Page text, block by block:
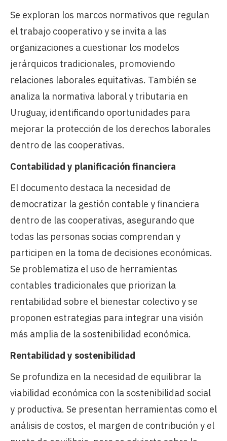
Se exploran los marcos normativos que regulan
el trabajo cooperativo y se invita a las
organizaciones a cuestionar los modelos
jerárquicos tradicionales, promoviendo
relaciones laborales equitativas. También se
analiza la normativa laboral y tributaria en
Uruguay, identificando oportunidades para
mejorar la protección de los derechos laborales
dentro de las cooperativas.
Contabilidad y planificación financiera
El documento destaca la necesidad de
democratizar la gestión contable y financiera
dentro de las cooperativas, asegurando que
todas las personas socias comprendan y
participen en la toma de decisiones económicas.
Se problematiza el uso de herramientas
contables tradicionales que priorizan la
rentabilidad sobre el bienestar colectivo y se
proponen estrategias para integrar una visión
más amplia de la sostenibilidad económica.
Rentabilidad y sostenibilidad
Se profundiza en la necesidad de equilibrar la
viabilidad económica con la sostenibilidad social
y productiva. Se presentan herramientas como el
análisis de costos, el margen de contribución y el